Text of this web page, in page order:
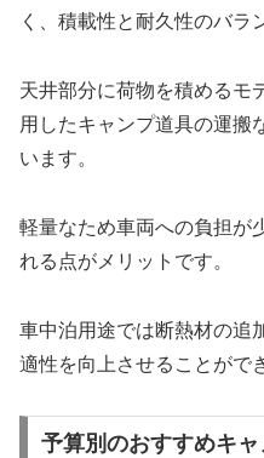
く、積載性と耐久性のバラ
天井部分に荷物を積めるモ
用したキャンプ道具の運搬
います。
軽量なため車両への負担が
れる点がメリットです。
車中泊用途では断熱材の追
適性を向上させることがで
予算別のおすすめキ